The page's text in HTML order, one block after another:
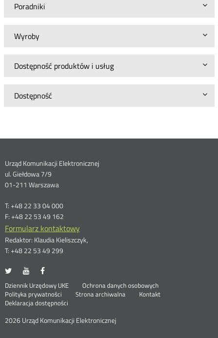
Poradniki
Wyroby
Dostępność produktów i usług
Dostępność
Dane
kontaktowe
Urząd Komunikacji Elektronicznej
ul. Giełdowa 7/9
01-211 Warszawa
T: +48 22 33 04 000
F: +48 22 53 49 162
Formularz kontaktowy
Redaktor: Klaudia Kieliszczyk,
T: +48 22 53 49 299
UKE
portalu
Twitter
Otwórz
nowym
oknie
UKE
portalu
Youtube
Otwórz
nowym
oknie
portalu
Facebook
nowym
oknie
Stopka
menu
Dziennik Urzędowy UKE Otwórz
Ochrona danych osobowych
Polityka prywatności
Otwórz
w
oknie
Strona archiwalna
Kontakt
Deklaracja dostępności
2026 Urząd Komunikacji Elektronicznej